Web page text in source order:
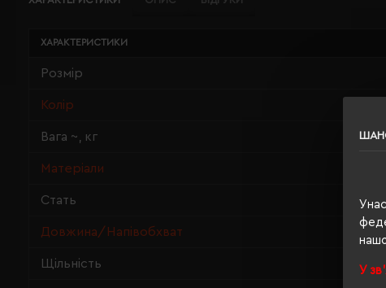
У
ХАРАКТЕРИСТИКИ
Розмір
Колір
Вага ~, кг
Матеріали
Стать
Довжина/Напівобхват
Щільність